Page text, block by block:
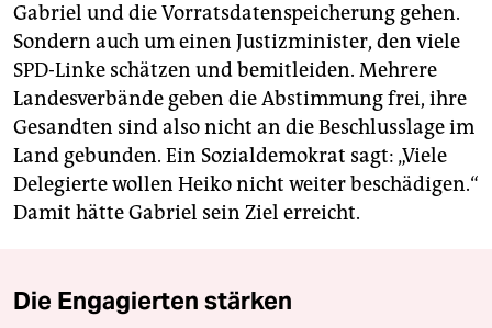
Gabriel und die Vorratsdatenspeicherung gehen.
Sondern auch um einen Justizminister, den viele
SPD-Linke schätzen und bemitleiden. Mehrere
Landesverbände geben die Abstimmung frei, ihre
Gesandten sind also nicht an die Beschlusslage im
Land gebunden. Ein Sozialdemokrat sagt: „Viele
Delegierte wollen Heiko nicht weiter beschädigen.“
Damit hätte Gabriel sein Ziel erreicht.
Die Engagierten stärken